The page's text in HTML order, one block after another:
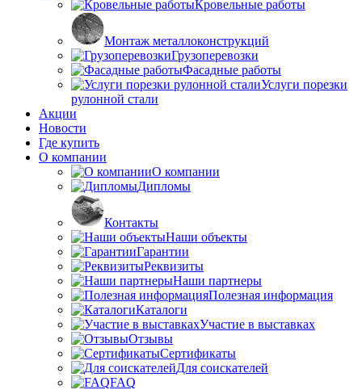
Кровельные работы
Монтаж металлоконструкций
Грузоперевозки
Фасадные работы
Услуги порезки
рулонной стали
Акции
Новости
Где купить
О компании
О компании
Дипломы
Контакты
Наши объекты
Гарантии
Реквизиты
Наши партнеры
Полезная информация
Каталоги
Участие в выставках
Отзывы
Сертификаты
Для соискателей
FAQ